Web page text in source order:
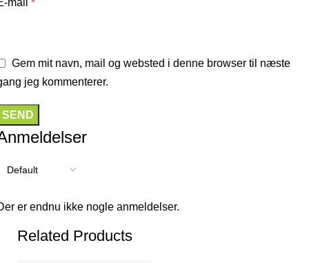
er endnu ikke nogle anmeldelser.
mail *
Gem mit navn, mail og websted i denne browser til næste
jeg kommenterer.
Related Products